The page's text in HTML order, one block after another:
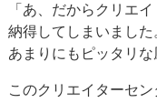
「あ、だからクリエ
納得してしまいました
あまりにもピッタリ
このクリエイターセ